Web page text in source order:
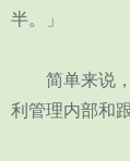
半。」
简单来说，
利管理内部和